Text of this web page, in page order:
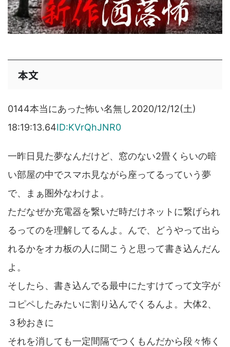
本文
0144本当にあった怖い名無し2020/12/12(土)
18:19:13.64ID:KVrQhJNR0
一昨日見た夢なんだけど、窓のない2畳くらいの暗
い部屋の中でスマホ見ながら座ってるっていう夢
で、まぁ圏外なわけよ。
ただなぜか充電器を繋いだ時だけネットに繋げられ
るってのを理解してるんよ。んで、どうやって出ら
れるかをオカ板の人に聞こうと思って書き込んだん
よ。
そしたら、書き込んでる最中にたすけてって文字が
コピペしたみたいに割り込んでくるんよ。大体2、
３秒おきに
それを消しても一定間隔でつくもんだから段々怖く